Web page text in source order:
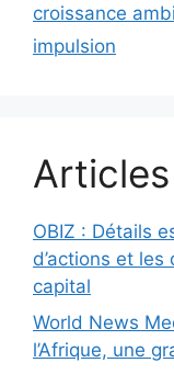
croissance
impulsion
OBIZ : Détails
d’actions et
capital
World News
l’Afrique, une